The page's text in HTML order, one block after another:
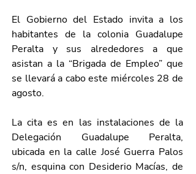
El Gobierno del Estado invita a los
habitantes de la colonia Guadalupe
Peralta y sus alrededores a que
asistan a la “Brigada de Empleo” que
se llevará a cabo este miércoles 28 de
agosto.
La cita es en las instalaciones de la
Delegación Guadalupe Peralta,
ubicada en la calle José Guerra Palos
s/n, esquina con Desiderio Macías, de